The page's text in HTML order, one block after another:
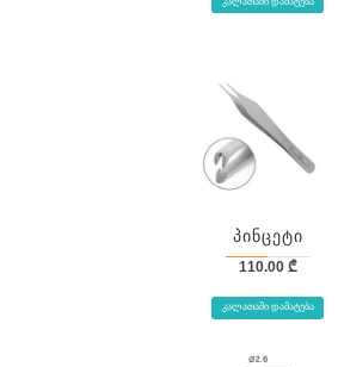
Პინცეტი
110.00 ₾
ᲙᲐᲚᲐᲗᲐᲨᲘ ᲓᲐᲛᲐᲢᲔᲑᲐ